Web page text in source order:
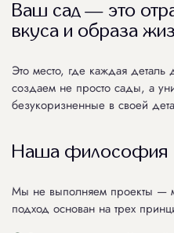
Ваш сад — это
вкуса и образа
Это место, где каждая
создаем не просто сады, а
безукоризненные в своей
Наша философия
Мы не выполняем проекты —
подход основан на трех